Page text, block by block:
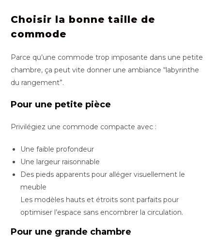
Choisir la bonne taille de
commode
Parce qu’une commode trop imposante dans une petite
chambre, ça peut vite donner une ambiance “labyrinthe
du rangement”.
Pour une petite pièce
Privilégiez une commode compacte avec :
Une faible profondeur
Une largeur raisonnable
Des pieds apparents pour alléger visuellement le
meuble
Les modèles hauts et étroits sont parfaits pour
optimiser l’espace sans encombrer la circulation.
Pour une grande chambre